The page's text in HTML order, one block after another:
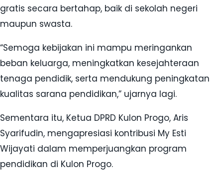
gratis secara bertahap, baik di sekolah negeri
maupun swasta.
“Semoga kebijakan ini mampu meringankan
beban keluarga, meningkatkan kesejahteraan
tenaga pendidik, serta mendukung peningkatan
kualitas sarana pendidikan,” ujarnya lagi.
Sementara itu, Ketua DPRD Kulon Progo, Aris
Syarifudin, mengapresiasi kontribusi My Esti
Wijayati dalam memperjuangkan program
pendidikan di Kulon Progo.